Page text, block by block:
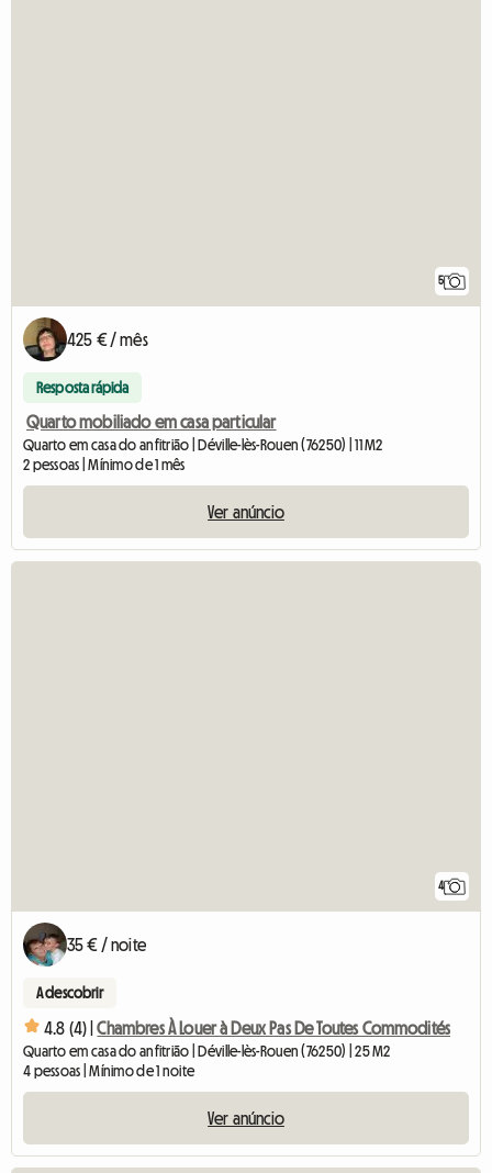
5
425 € / mês
Resposta rápida
Quarto mobiliado em casa particular
Quarto em casa do anfitrião | Déville-lès-Rouen (76250) | 11 M2
2 pessoas | Mínimo de 1 mês
Ver anúncio
4
35 € / noite
A descobrir
4.8 (4) | Chambres À Louer à Deux Pas De Toutes Commodités
Quarto em casa do anfitrião | Déville-lès-Rouen (76250) | 25 M2
4 pessoas | Mínimo de 1 noite
Ver anúncio